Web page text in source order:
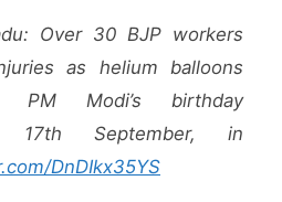
Over 30 BJP workers
as helium balloons
PM Modi’s birthday
17th September, in
DnDIkx35YS